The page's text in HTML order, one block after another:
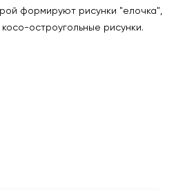
формируют рисунки "елочка",
остроугольные рисунки.